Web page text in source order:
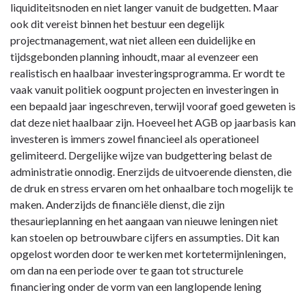
Risico:
projectplanning
functie
van
beschikbare
budgetten
liquide
middelen
liquiditeitsnoden en niet langer vanuit de budgetten. Maar
ook dit vereist binnen het bestuur een degelijk
projectmanagement, wat niet alleen een duidelijke en
tijdsgebonden planning inhoudt, maar al evenzeer een
realistisch en haalbaar investeringsprogramma. Er wordt te
vaak vanuit politiek oogpunt projecten en investeringen in
een bepaald jaar ingeschreven, terwijl vooraf goed geweten is
dat deze niet haalbaar zijn. Hoeveel het AGB op jaarbasis kan
investeren is immers zowel financieel als operationeel
gelimiteerd. Dergelijke wijze van budgettering belast de
administratie onnodig. Enerzijds de uitvoerende diensten, die
de druk en stress ervaren om het onhaalbare toch mogelijk te
maken. Anderzijds de financiële dienst, die zijn
thesaurieplanning en het aangaan van nieuwe leningen niet
kan stoelen op betrouwbare cijfers en assumpties. Dit kan
opgelost worden door te werken met kortetermijnleningen,
om dan na een periode over te gaan tot structurele
financiering onder de vorm van een langlopende lening